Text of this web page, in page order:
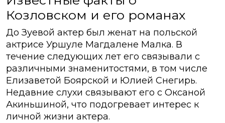
Козловском и его романах
До Зуевой актер был женат на польской
актрисе Уршуле Магдалене Малка. В
течение следующих лет его связывали с
различными знаменитостями, в том числе
Елизаветой Боярской и Юлией Снегирь.
Недавние слухи связывают его с Оксаной
Акиньшиной, что подогревает интерес к
личной жизни актера.